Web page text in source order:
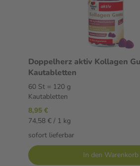
Doppelherz aktiv Kollagen
Kautabletten
60 St = 120 g
Kautabletten
8,95 €
74,58 € / 1 kg
sofort lieferbar
In den Warenkorb